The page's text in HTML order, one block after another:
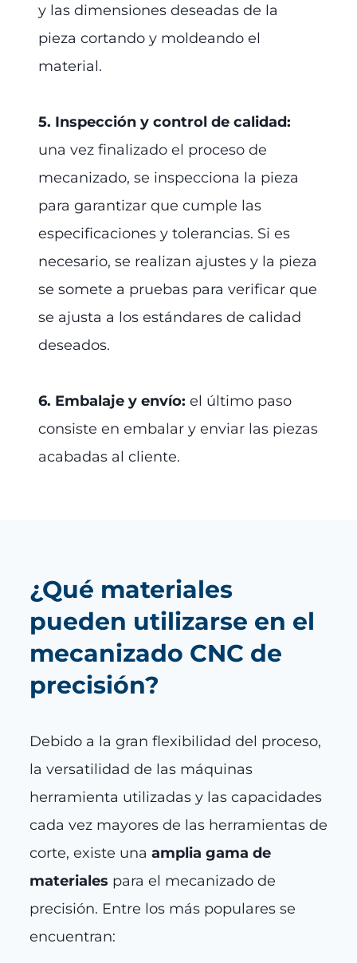
y las dimensiones deseadas de la
pieza cortando y moldeando el
material.
5. Inspección y control de calidad:
una vez finalizado el proceso de
mecanizado, se inspecciona la pieza
para garantizar que cumple las
especificaciones y tolerancias. Si es
necesario, se realizan ajustes y la pieza
se somete a pruebas para verificar que
se ajusta a los estándares de calidad
deseados.
6. Embalaje y envío: el último paso
consiste en embalar y enviar las piezas
acabadas al cliente.
¿Qué materiales
pueden utilizarse en el
mecanizado CNC de
precisión?
Debido a la gran flexibilidad del proceso,
la versatilidad de las máquinas
herramienta utilizadas y las capacidades
cada vez mayores de las herramientas de
corte, existe una amplia gama de
materiales para el mecanizado de
precisión. Entre los más populares se
encuentran: